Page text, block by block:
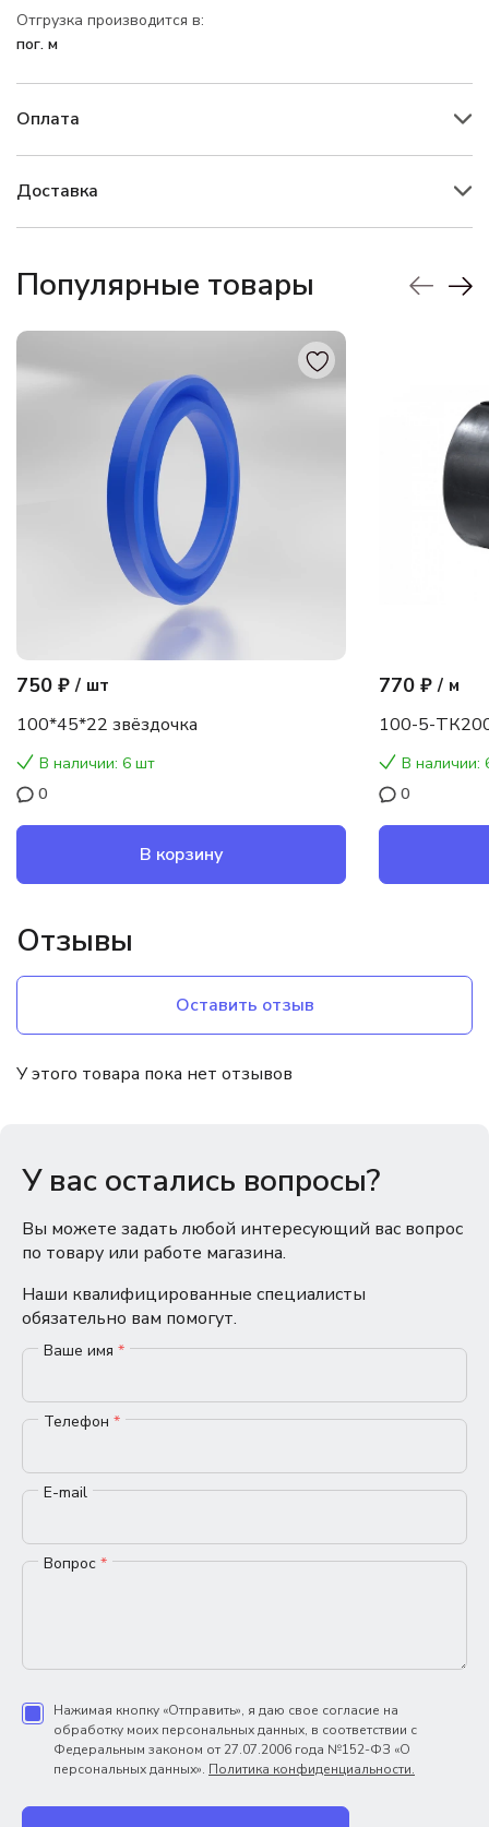
Отгрузка производится в:
пог. м
Оплата
Доставка
Популярные товары
750 ₽ / шт
100*45*22 звёздочка
В наличии: 6 шт
0
В корзину
770 ₽ / м
100-5-
В наличии:
0
Отзывы
Оставить отзыв
У этого товара пока нет отзывов
У вас остались вопросы?
Вы можете задать любой интересующий вас вопрос
по товару или работе магазина.
Наши квалифицированные специалисты
обязательно вам помогут.
Ваше имя *
Телефон *
E-mail
Вопрос *
Нажимая кнопку «Отправить», я даю свое согласие на
обработку моих персональных данных, в соответствии с
Федеральным законом от 27.07.2006 года №152-ФЗ «О
персональных данных». Политика конфиденциальности.